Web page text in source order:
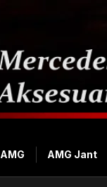
AMG AMG Jant